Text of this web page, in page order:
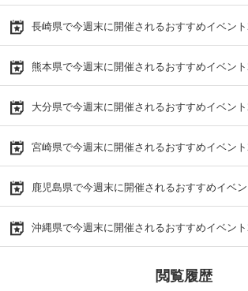
長崎県で今週末に開催されるおすすめイベン
熊本県で今週末に開催されるおすすめイベン
大分県で今週末に開催されるおすすめイベン
宮崎県で今週末に開催されるおすすめイベン
鹿児島県で今週末に開催されるおすすめイベ
沖縄県で今週末に開催されるおすすめイベン
閲覧履歴